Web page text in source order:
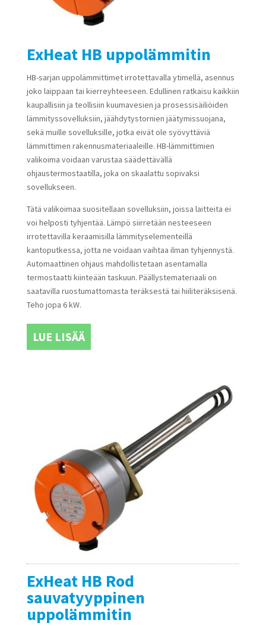
ExHeat HB uppolämmitin
HB-sarjan uppolämmittimet irrotettavalla ytimellä, asennus
joko laippaan tai kierreyhteeseen. Edullinen ratkaisu kaikkiin
kaupallisiin ja teollisiin kuumavesien ja prosessisäiliöiden
lämmityssovelluksiin, jäähdytystornien jäätymissuojana,
sekä muille sovelluksille, jotka eivät ole syövyttäviä
lämmittimen rakennusmateriaaleille. HB-lämmittimien
valikoima voidaan varustaa säädettävällä
ohjaustermostaatilla, joka on skaalattu sopivaksi
sovellukseen.
Tätä valikoimaa suositellaan sovelluksiin, joissa laitteita ei
voi helposti tyhjentää. Lämpö siirretään nesteeseen
irrotettavilla keraamisilla lämmityselementeillä
kantoputkessa, jotta ne voidaan vaihtaa ilman tyhjennystä.
Automaattinen ohjaus mahdollistetaan asentamalla
termostaatti kiinteään taskuun. Päällystemateriaali on
saatavilla ruostumattomasta teräksestä tai hiiliteräksisenä.
Teho jopa 6 kW.
LUE LISÄÄ
ExHeat HB Rod
sauvatyyppinen
uppolämmitin